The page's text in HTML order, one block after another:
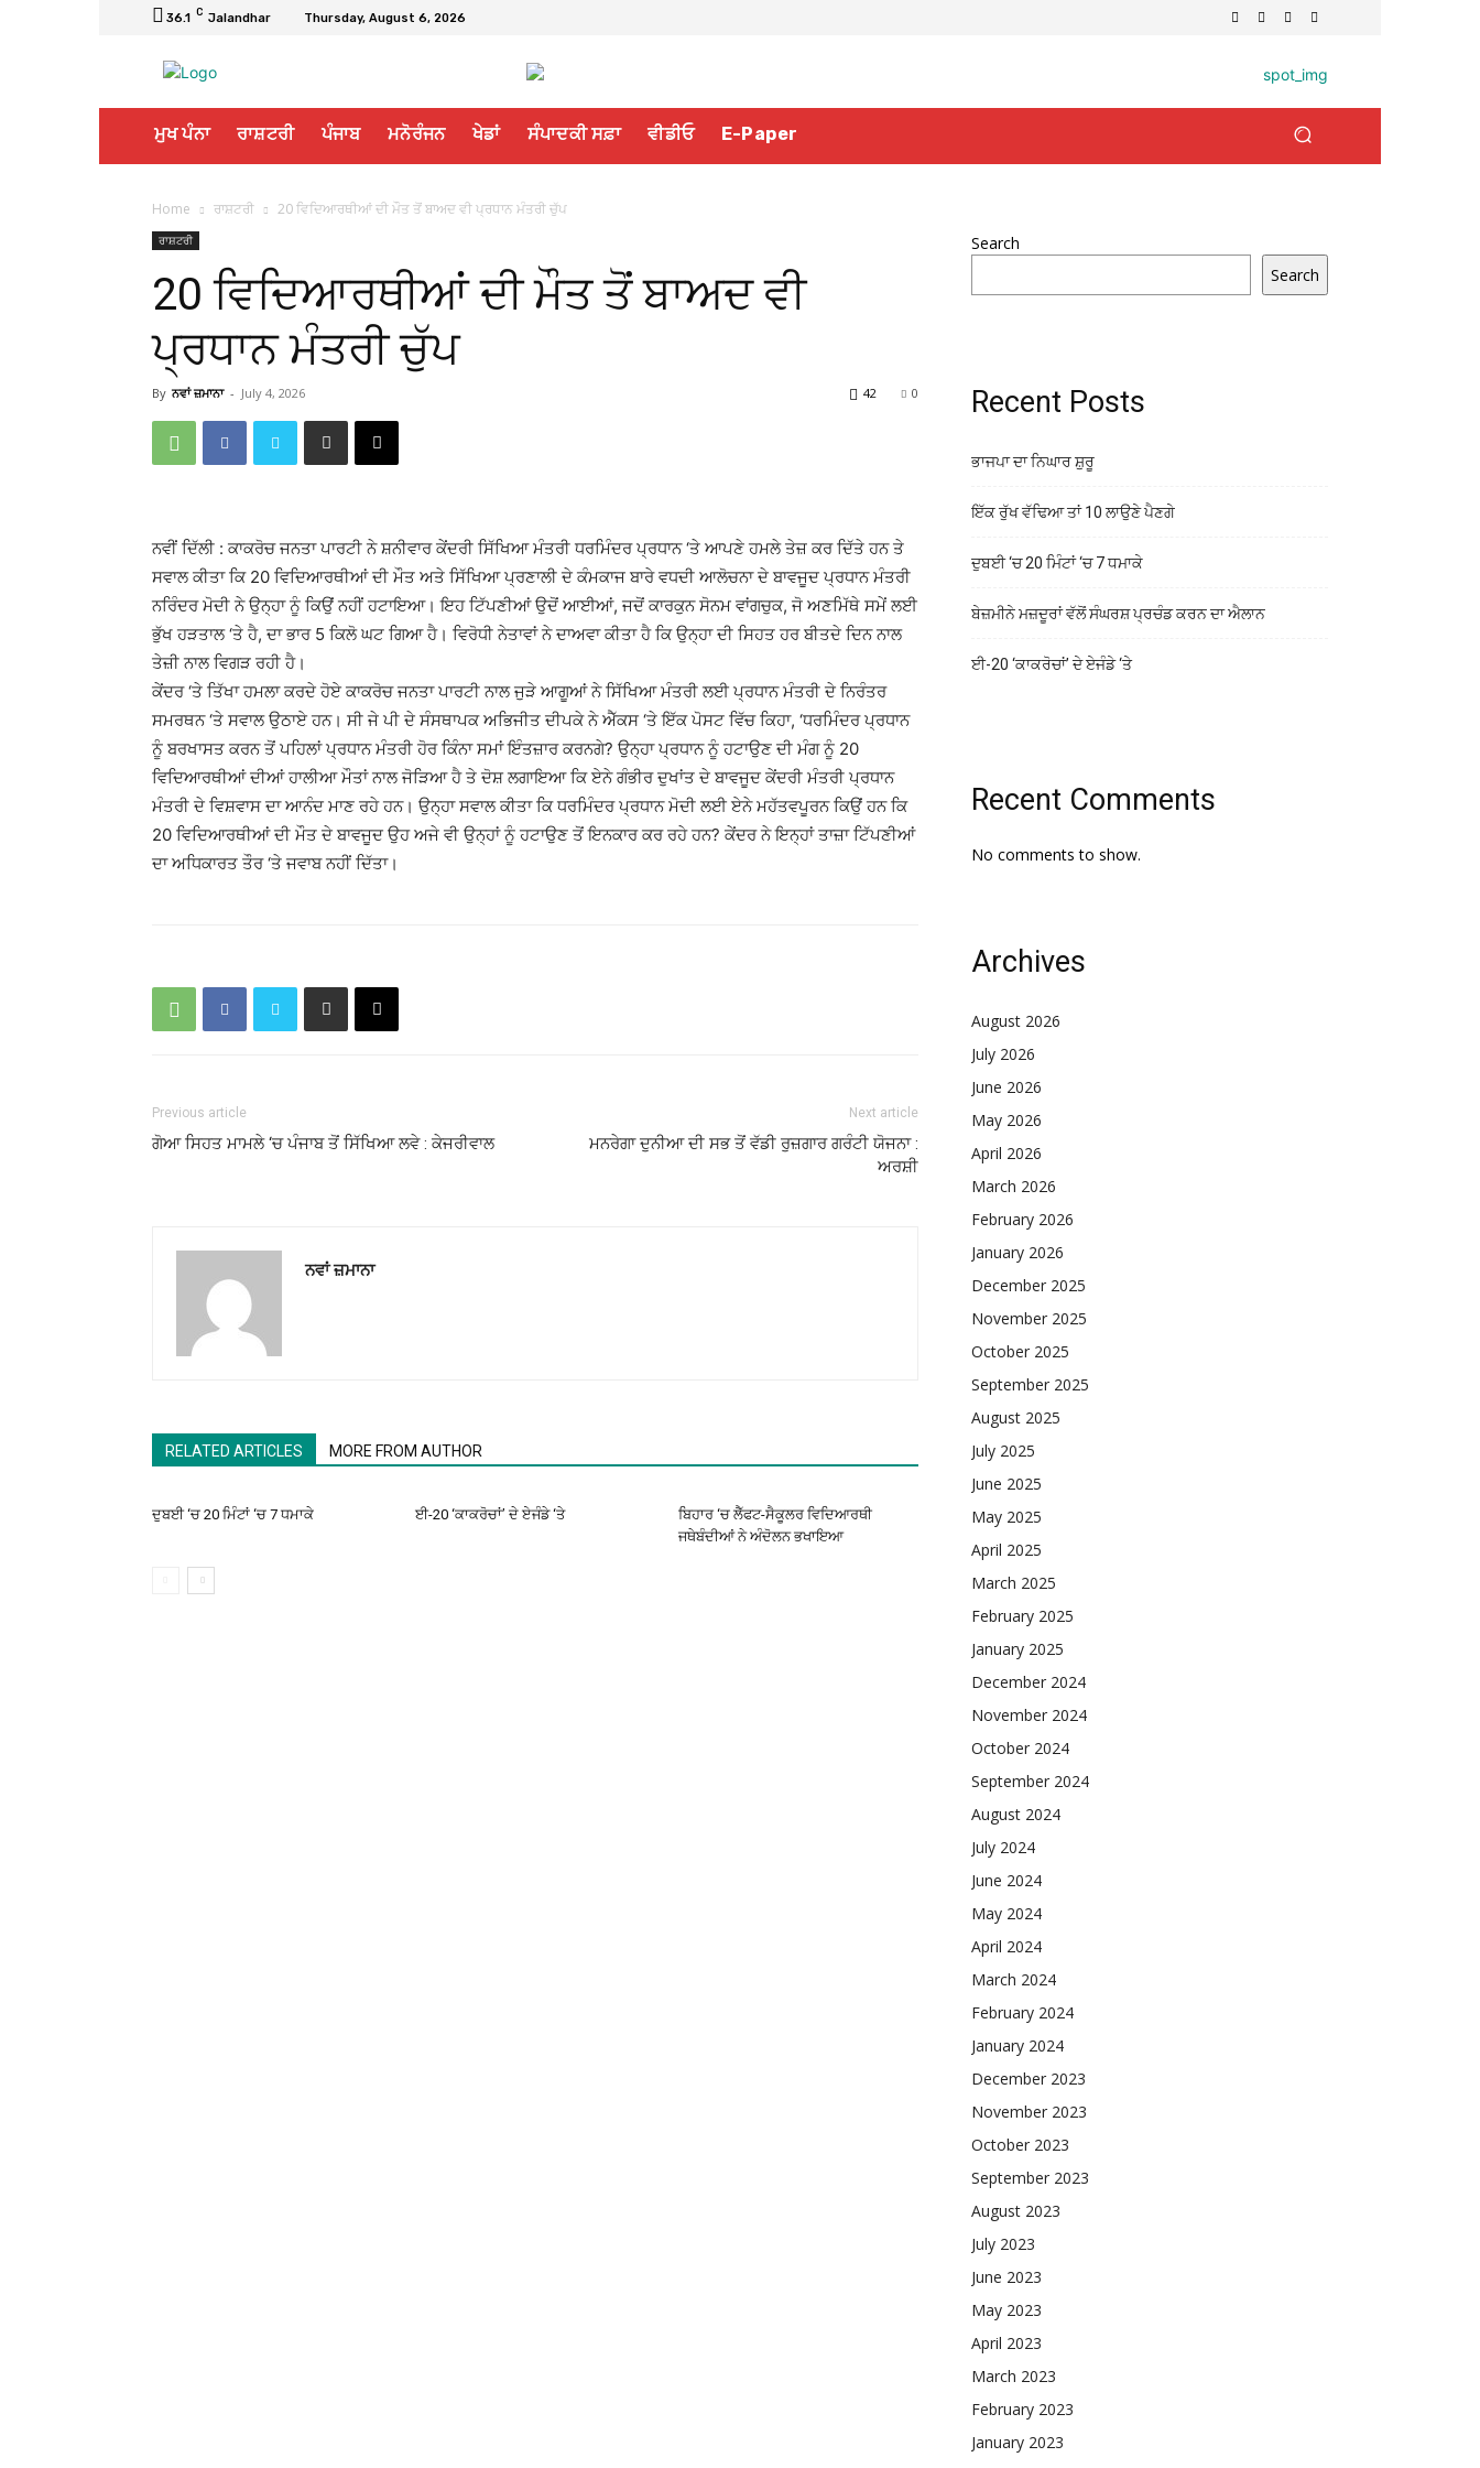
36.1 C Jalandhar Thursday, August 6, 2026
ਮੁਖ ਪੰਨਾ ਰਾਸ਼ਟਰੀ ਪੰਜਾਬ ਮਨੋਰੰਜਨ ਖੇਡਾਂ ਸੰਪਾਦਕੀ ਸਫ਼ਾ ਵੀਡੀਓ E-Paper
Home ਰਾਸ਼ਟਰੀ 20 ਵਿਦਿਆਰਥੀਆਂ ਦੀ ਮੌਤ ਤੋਂ ਬਾਅਦ ਵੀ ਪ੍ਰਧਾਨ ਮੰਤਰੀ ਚੁੱਪ
ਰਾਸ਼ਟਰੀ
20 ਵਿਦਿਆਰਥੀਆਂ ਦੀ ਮੌਤ ਤੋਂ ਬਾਅਦ ਵੀ
ਪ੍ਰਧਾਨ ਮੰਤਰੀ ਚੁੱਪ
By ਨਵਾਂ ਜ਼ਮਾਨਾ - July 4, 2026 0
42
ਨਵੀਂ ਦਿੱਲੀ : ਕਾਕਰੋਚ ਜਨਤਾ ਪਾਰਟੀ ਨੇ ਸ਼ਨੀਵਾਰ ਕੇਂਦਰੀ ਸਿੱਖਿਆ ਮੰਤਰੀ ਧਰਮਿੰਦਰ ਪ੍ਰਧਾਨ ‘ਤੇ ਆਪਣੇ ਹਮਲੇ ਤੇਜ਼ ਕਰ ਦਿੱਤੇ ਹਨ ਤੇ
ਸਵਾਲ ਕੀਤਾ ਕਿ 20 ਵਿਦਿਆਰਥੀਆਂ ਦੀ ਮੌਤ ਅਤੇ ਸਿੱਖਿਆ ਪ੍ਰਣਾਲੀ ਦੇ ਕੰਮਕਾਜ ਬਾਰੇ ਵਧਦੀ ਆਲੋਚਨਾ ਦੇ ਬਾਵਜੂਦ ਪ੍ਰਧਾਨ ਮੰਤਰੀ
ਨਰਿੰਦਰ ਮੋਦੀ ਨੇ ਉਨ੍ਹਾ ਨੂੰ ਕਿਉਂ ਨਹੀਂ ਹਟਾਇਆ। ਇਹ ਟਿੱਪਣੀਆਂ ਉਦੋਂ ਆਈਆਂ, ਜਦੋਂ ਕਾਰਕੁਨ ਸੋਨਮ ਵਾਂਗਚੁਕ, ਜੋ ਅਣਮਿੱਥੇ ਸਮੇਂ ਲਈ
ਭੁੱਖ ਹੜਤਾਲ ‘ਤੇ ਹੈ, ਦਾ ਭਾਰ 5 ਕਿਲੋ ਘਟ ਗਿਆ ਹੈ। ਵਿਰੋਧੀ ਨੇਤਾਵਾਂ ਨੇ ਦਾਅਵਾ ਕੀਤਾ ਹੈ ਕਿ ਉਨ੍ਹਾ ਦੀ ਸਿਹਤ ਹਰ ਬੀਤਦੇ ਦਿਨ ਨਾਲ
ਤੇਜ਼ੀ ਨਾਲ ਵਿਗੜ ਰਹੀ ਹੈ।
ਕੇਂਦਰ ‘ਤੇ ਤਿੱਖਾ ਹਮਲਾ ਕਰਦੇ ਹੋਏ ਕਾਕਰੋਚ ਜਨਤਾ ਪਾਰਟੀ ਨਾਲ ਜੁੜੇ ਆਗੂਆਂ ਨੇ ਸਿੱਖਿਆ ਮੰਤਰੀ ਲਈ ਪ੍ਰਧਾਨ ਮੰਤਰੀ ਦੇ ਨਿਰੰਤਰ
ਸਮਰਥਨ ‘ਤੇ ਸਵਾਲ ਉਠਾਏ ਹਨ। ਸੀ ਜੇ ਪੀ ਦੇ ਸੰਸਥਾਪਕ ਅਭਿਜੀਤ ਦੀਪਕੇ ਨੇ ਐੱਕਸ ‘ਤੇ ਇੱਕ ਪੋਸਟ ਵਿੱਚ ਕਿਹਾ, ‘ਧਰਮਿੰਦਰ ਪ੍ਰਧਾਨ
ਨੂੰ ਬਰਖਾਸਤ ਕਰਨ ਤੋਂ ਪਹਿਲਾਂ ਪ੍ਰਧਾਨ ਮੰਤਰੀ ਹੋਰ ਕਿੰਨਾ ਸਮਾਂ ਇੰਤਜ਼ਾਰ ਕਰਨਗੇ? ਉਨ੍ਹਾ ਪ੍ਰਧਾਨ ਨੂੰ ਹਟਾਉਣ ਦੀ ਮੰਗ ਨੂੰ 20
ਵਿਦਿਆਰਥੀਆਂ ਦੀਆਂ ਹਾਲੀਆ ਮੌਤਾਂ ਨਾਲ ਜੋੜਿਆ ਹੈ ਤੇ ਦੋਸ਼ ਲਗਾਇਆ ਕਿ ਏਨੇ ਗੰਭੀਰ ਦੁਖਾਂਤ ਦੇ ਬਾਵਜੂਦ ਕੇਂਦਰੀ ਮੰਤਰੀ ਪ੍ਰਧਾਨ
ਮੰਤਰੀ ਦੇ ਵਿਸ਼ਵਾਸ ਦਾ ਆਨੰਦ ਮਾਣ ਰਹੇ ਹਨ। ਉਨ੍ਹਾ ਸਵਾਲ ਕੀਤਾ ਕਿ ਧਰਮਿੰਦਰ ਪ੍ਰਧਾਨ ਮੋਦੀ ਲਈ ਏਨੇ ਮਹੱਤਵਪੂਰਨ ਕਿਉਂ ਹਨ ਕਿ
20 ਵਿਦਿਆਰਥੀਆਂ ਦੀ ਮੌਤ ਦੇ ਬਾਵਜੂਦ ਉਹ ਅਜੇ ਵੀ ਉਨ੍ਹਾਂ ਨੂੰ ਹਟਾਉਣ ਤੋਂ ਇਨਕਾਰ ਕਰ ਰਹੇ ਹਨ? ਕੇਂਦਰ ਨੇ ਇਨ੍ਹਾਂ ਤਾਜ਼ਾ ਟਿੱਪਣੀਆਂ
ਦਾ ਅਧਿਕਾਰਤ ਤੌਰ ‘ਤੇ ਜਵਾਬ ਨਹੀਂ ਦਿੱਤਾ।
Previous article
ਗੋਆ ਸਿਹਤ ਮਾਮਲੇ ‘ਚ ਪੰਜਾਬ ਤੋਂ ਸਿੱਖਿਆ ਲਵੇ : ਕੇਜਰੀਵਾਲ
Next article
ਮਨਰੇਗਾ ਦੁਨੀਆ ਦੀ ਸਭ ਤੋਂ ਵੱਡੀ ਰੁਜ਼ਗਾਰ ਗਰੰਟੀ ਯੋਜਨਾ :
ਅਰਸ਼ੀ
ਨਵਾਂ ਜ਼ਮਾਨਾ
RELATED ARTICLES MORE FROM AUTHOR
ਦੁਬਈ ‘ਚ 20 ਮਿੰਟਾਂ ‘ਚ 7 ਧਮਾਕੇ ਈ-20 ‘ਕਾਕਰੋਚਾਂ’ ਦੇ ਏਜੰਡੇ ‘ਤੇ
ਬਿਹਾਰ ‘ਚ ਲੈੱਫਟ-ਸੈਕੂਲਰ ਵਿਦਿਆਰਥੀ
ਜਥੇਬੰਦੀਆਂ ਨੇ ਅੰਦੋਲਨ ਭਖਾਇਆ
Search
Search
Recent Posts
ਭਾਜਪਾ ਦਾ ਨਿਘਾਰ ਸ਼ੁਰੂ
ਇੱਕ ਰੁੱਖ ਵੱਢਿਆ ਤਾਂ 10 ਲਾਉਣੇ ਪੈਣਗੇ
ਦੁਬਈ ‘ਚ 20 ਮਿੰਟਾਂ ‘ਚ 7 ਧਮਾਕੇ
ਬੇਜ਼ਮੀਨੇ ਮਜ਼ਦੂਰਾਂ ਵੱਲੋਂ ਸੰਘਰਸ਼ ਪ੍ਰਚੰਡ ਕਰਨ ਦਾ ਐਲਾਨ
ਈ-20 ‘ਕਾਕਰੋਚਾਂ’ ਦੇ ਏਜੰਡੇ ‘ਤੇ
Recent Comments
No comments to show.
Archives
August 2026
July 2026
June 2026
May 2026
April 2026
March 2026
February 2026
January 2026
December 2025
November 2025
October 2025
September 2025
August 2025
July 2025
June 2025
May 2025
April 2025
March 2025
February 2025
January 2025
December 2024
November 2024
October 2024
September 2024
August 2024
July 2024
June 2024
May 2024
April 2024
March 2024
February 2024
January 2024
December 2023
November 2023
October 2023
September 2023
August 2023
July 2023
June 2023
May 2023
April 2023
March 2023
February 2023
January 2023